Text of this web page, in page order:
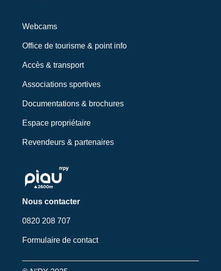
Webcams
Office de tourisme & point info
Accès & transport
Associations sportives
Documentations & brochures
Espace propriétaire
Revendeurs & partenaires
Nous contacter
0820 208 707
Formulaire de contact